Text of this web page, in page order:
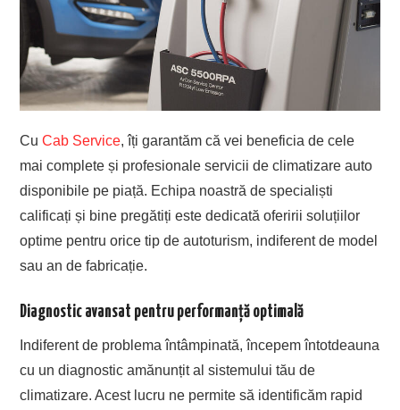
CuCab Service, îți garantăm că vei beneficia de cele
mai complete și profesionale servicii de climatizare auto
disponibile pe piață. Echipa noastră de specialiști
calificați și bine pregătiți este dedicată oferirii soluțiilor
optime pentru orice tip de autoturism, indiferent de model
sau an de fabricație.
Diagnostic avansat pentru performanță optimală
Indiferent de problema întâmpinată, începem întotdeauna
cu un diagnostic amănunțit al sistemului tău de
climatizare. Acest lucru ne permite să identificăm rapid